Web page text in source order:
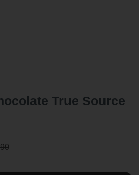
True Source